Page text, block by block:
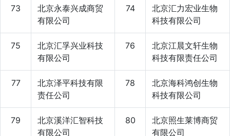
73
北京永泰兴成商贸
有限公司
74
北京汇力宏业生物
科技有限公司
75
北京汇孚兴业科技
有限公司
76
北京江晨文轩生物
科技有限责任公司
77
北京泽平科技有限
责任公司
78
北京海科鸿创生物
科技有限公司
79
北京溪洋汇智科技
有限公司
80
北京照生莱博商贸
有限公司